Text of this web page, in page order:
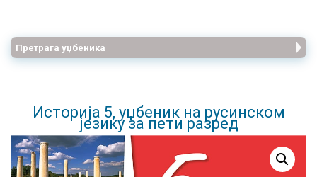
Претрага уџбеника
Историја 5, уџбеник на русинском
језику за пети разред